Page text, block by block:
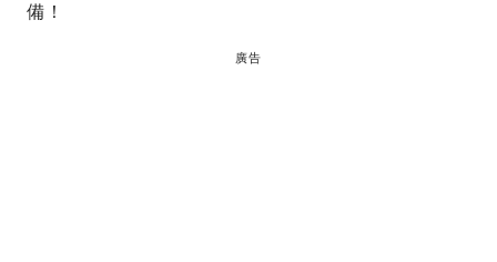
備！
廣告